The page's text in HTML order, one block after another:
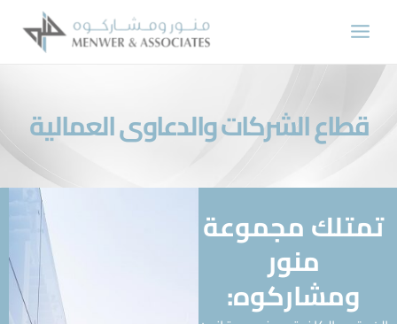
الشركات والدعاوى العمالية
مجموعة
منور
ومشاركوه: